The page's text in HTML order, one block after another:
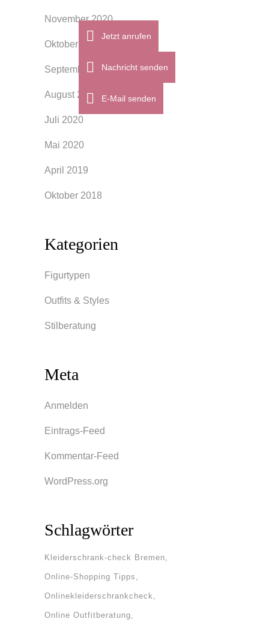
November 2020
Oktober 2020
September 2020
August 2020
Juli 2020
Mai 2020
April 2019
Oktober 2018
Kategorien
Figurtypen
Outfits & Styles
Stilberatung
Meta
Anmelden
Eintrags-Feed
Kommentar-Feed
WordPress.org
Schlagwörter
Kleiderschrank-check Bremen
Online-Shopping Tipps
Onlinekleiderschrankcheck
Online Outfitberatung
Jetzt anrufen
Nachricht senden
E-Mail senden